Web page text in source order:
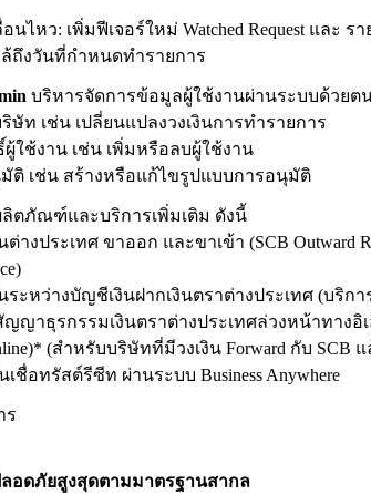
ไหว: เพิ่มฟีเจอร์ใหม่ Watched Request และ ร
ล้ถึงวันที่กำหนดทำรายการ
บริหารจัดการข้อมูลผู้ใช้งานผ่านระบบด้วยตน
ษัท เช่น เปลี่ยนแปลงวงเงินการทำรายการ
ใช้งาน เช่น เพิ่มหรือลบผู้ใช้งาน
ติ เช่น สร้างหรือแก้ไขรูปแบบการอนุมัติ
ตภัณฑ์และบริการเพิ่มเติม ดังนี้
างประเทศ ขาออก และขาเข้า (SCB Outward
ระหว่างบัญชีเงินฝากเงินตราต่างประเทศ (บริการ
ญาธุรกรรมเงินตราต่างประเทศล่วงหน้าทางอิ
(สำหรับบริษัทที่มีวงเงิน Forward กับ SCB
เชื่อทรัสต์รีซีท ผ่านระบบ Business Anywhere
ร
อดภัยสูงสุดตามมาตรฐานสากล